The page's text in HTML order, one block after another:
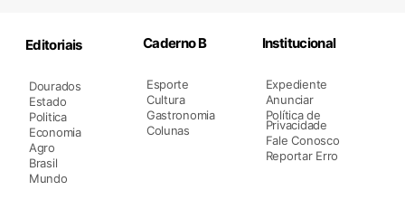
Editoriais
Dourados
Estado
Politica
Economia
Agro
Brasil
Mundo
Caderno B
Esporte
Cultura
Gastronomia
Colunas
Institucional
Expediente
Anunciar
Política de
Privacidade
Fale Conosco
Reportar Erro